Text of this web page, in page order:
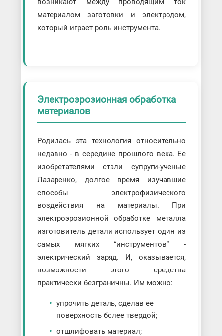
возникают между проводящим ток
материалом заготовки и электродом,
который играет роль инструмента.
Электроэрозионная обработка
материалов
Родилась эта технология относительно
недавно - в середине прошлого века. Ее
изобретателями стали супруги-ученые
Лазаренко, долгое время изучавшие
способы электрофизического
воздействия на материалы. При
электроэрозионной обработке металла
изготовитель детали использует один из
самых мягких “инструментов” -
электрический заряд. И, оказывается,
возможности этого средства
практически безграничны. Им можно:
упрочить деталь, сделав ее
поверхность более твердой;
отшлифовать материал;